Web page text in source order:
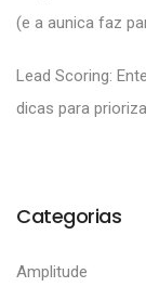
(e a aunica faz
Lead Scoring:
dicas para
Categorias
Amplitude